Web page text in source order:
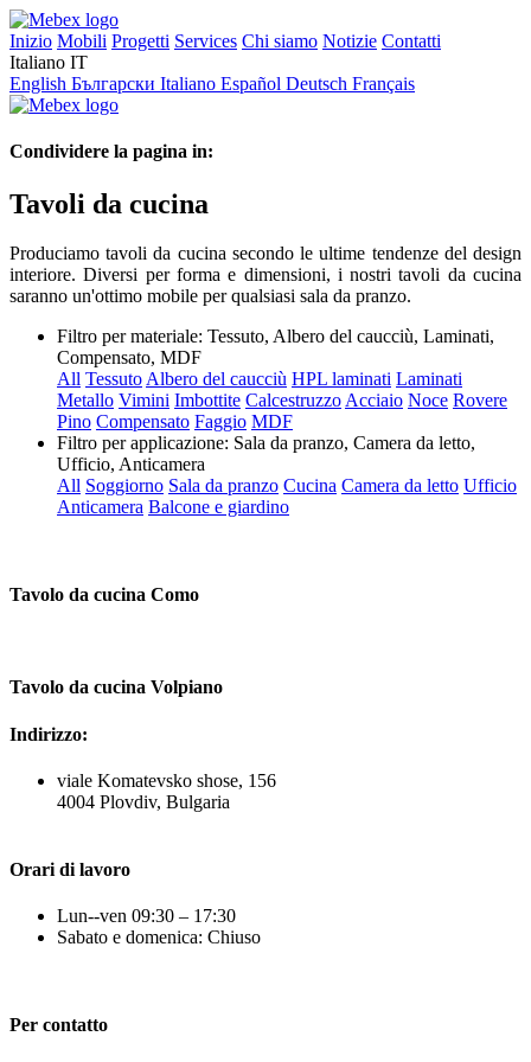
Inizio Mobili Progetti Services Chi siamo Notizie Contatti
Italiano IT
English Български Italiano Español Deutsch Français
Condividere la pagina in:
Tavoli da cucina
Produciamo tavoli da cucina secondo le ultime tendenze del design
interiore. Diversi per forma e dimensioni, i nostri tavoli da cucina
saranno un'ottimo mobile per qualsiasi sala da pranzo.
Filtro per materiale: Tessuto, Albero del caucciù, Laminati,
Compensato, MDF
All TessutoAlbero del caucciù HPL laminati Laminati
Metallo Vimini Imbottite CalcestruzzoAcciaio Noce Rovere
Pino Compensato Faggio MDF
Filtro per applicazione: Sala da pranzo, Camera da letto,
Ufficio, Anticamera
All Soggiorno Sala da pranzo Cucina Camera da letto Ufficio
Anticamera Balcone e giardino
Tavolo da cucina Como
Tavolo da cucina Volpiano
Indirizzo:
viale Komatevsko shose, 156
4004 Plovdiv, Bulgaria
Orari di lavoro
Lun--ven 09:30 – 17:30
Sabato e domenica: Chiuso
Per contatto